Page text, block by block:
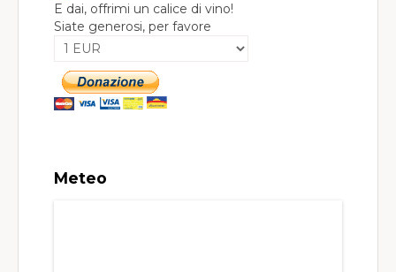
E dai, offrimi un calice di vino!
Siate generosi, per favore
Meteo